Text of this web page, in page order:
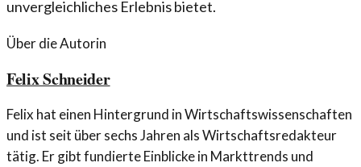
unvergleichliches Erlebnis bietet.
Über die Autorin
Felix Schneider
Felix hat einen Hintergrund in Wirtschaftswissenschaften
und ist seit über sechs Jahren als Wirtschaftsredakteur
tätig. Er gibt fundierte Einblicke in Markttrends und